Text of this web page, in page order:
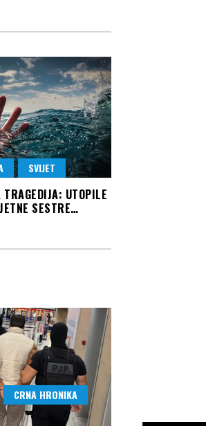
SVIJET
TRAGEDIJA: UTOPILE
SESTRE…
CRNA HRONIKA